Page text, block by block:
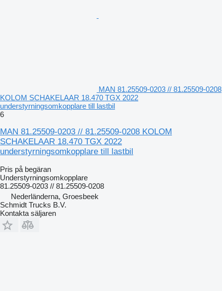
MAN 81.25509-0203 // 81.25509-0208
KOLOM SCHAKELAAR 18.470 TGX 2022
understyrningsomkopplare till lastbil
6
MAN 81.25509-0203 // 81.25509-0208 KOLOM
SCHAKELAAR 18.470 TGX 2022
understyrningsomkopplare till lastbil
Pris på begäran
Understyrningsomkopplare
81.25509-0203 // 81.25509-0208
Nederländerna, Groesbeek
Schmidt Trucks B.V.
Kontakta säljaren